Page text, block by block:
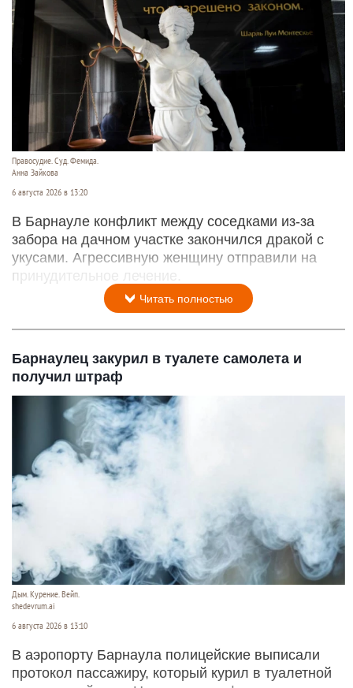
Правосудие. Суд. Фемида.
Анна Зайкова
6 августа 2026 в 13:20
В Барнауле конфликт между соседками из-за
забора на дачном участке закончился дракой с
укусами. Агрессивную женщину отправили на
принудительное лечение.
Читать полностью
Барнаулец закурил в туалете самолета и
получил штраф
Дым. Курение. Вейп.
shedevrum.ai
6 августа 2026 в 13:10
В аэропорту Барнаула полицейские выписали
протокол пассажиру, который курил в туалетной